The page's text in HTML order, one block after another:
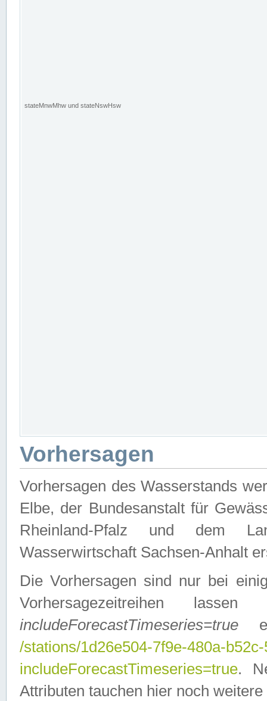
stateMnwMhw und stateNswHsw
Vorhersagen
Vorhersagen des Wasserstands
Elbe, der Bundesanstalt für
Rheinland-Pfalz und dem
Wasserwirtschaft Sachsen-Anhalt
Die Vorhersagen sind nur bei
Vorhersagezeitreihen
includeForecastTimeseries=true
/stations/1d26e504-7f9e-480a-
includeForecastTimeseries=true.
Attributen tauchen hier noch weitere